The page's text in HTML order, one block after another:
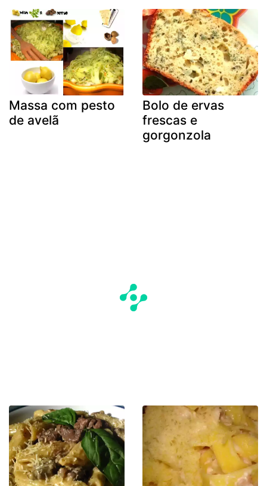
Massa com pesto
de avelã
Bolo de ervas
frescas e
gorgonzola